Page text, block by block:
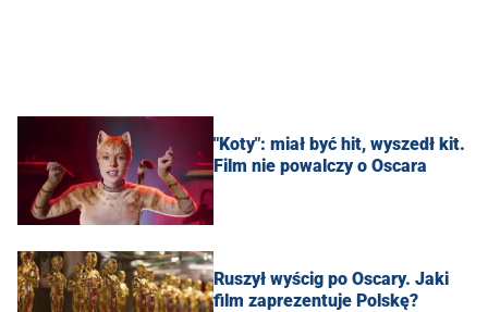
"Koty": miał być hit, wyszedł kit.
Film nie powalczy o Oscara
Ruszył wyścig po Oscary. Jaki
film zaprezentuje Polskę?